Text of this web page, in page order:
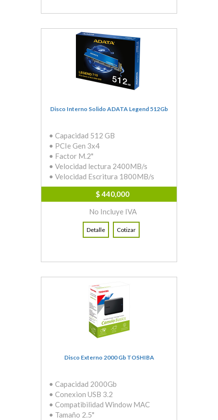
Disco Interno Solido ADATA Legend 512Gb
• Capacidad 512 GB
• PCIe Gen 3x4
• Factor M.2"
• Velocidad lectura 2400MB/s
• Velocidad Escritura 1800MB/s
$ 440,000
No Incluye IVA
Detalle Cotizar
Disco Externo 2000 Gb TOSHIBA
• Capacidad 2000Gb
• Conexion USB 3.2
• Compatibilidad Window MAC
• Tamaño 2.5"